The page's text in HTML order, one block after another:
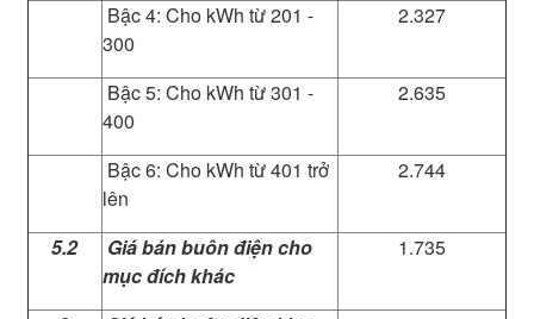
Bậc 4: Cho kWh từ 201 -
300
2.327
Bậc 5: Cho kWh từ 301 -
400
2.635
Bậc 6: Cho kWh từ 401 trở
lên
2.744
5.2
Giá bán buôn điện cho
mục đích khác
1.735